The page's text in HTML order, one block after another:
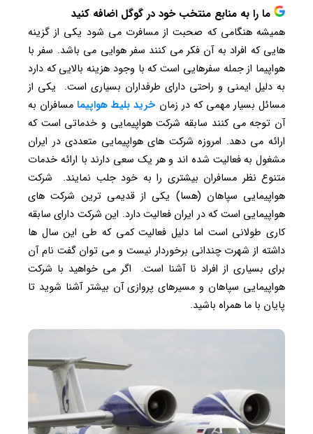
ما را به منابع منتخب خود در گوگل اضافه کنید
همیشه هنگامی که صحبت از مسافرت می شود یکی از گزینه
هایی که افراد به آن فکر می کنند سفر هوایی می باشد. سفر با
هواپیما از جمله سفرهایی است که با وجود هزینه بالایی که دارد
به دلیل ایمنی و راحتی دارای طرفداران بسیاری است. یکی از
مسائل بسیار مهمی که در زمان خرید بلیط هواپیمامسافران به
آن توجه می کنند سابقه شرکت هواپیمایی و خدماتی است که
ارائه می دهد. امروزه شرکت های هواپیمایی متعددی در ایران
مشغول به فعالیت شده اند و هر یک سعی دارند با ارائه خدمات
متنوع نظر مسافران بیشتری را به خود جلب نمایند. شرکت
هواپیمایی سپاهان (هسا) یکی از قدیمی ترین شرکت های
هواپیمایی است که در ایران فعالیت دارد. این شرکت دارای سابقه
کاری طولانی است اما دلیل فعالیت کمی که طی این سال ها
داشته از شهرت چندانی برخوردار نیست و می توان گفت نام آن
برای بسیاری از افراد نا آشنا است. اگر می خواهید با شرکت
هواپیمایی سپاهان و مسیرهای پروازی آن بیشتر آشنا شوید تا
پایان با ما همراه باشید.